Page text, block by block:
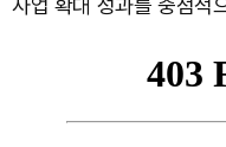
사업 확대 성과를 중점적